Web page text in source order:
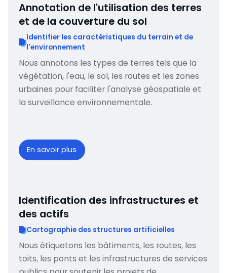
Annotation de l'utilisation des terres
et de la couverture du sol
Identifier les caractéristiques du terrain et de
l'environnement
Nous annotons les types de terres tels que la
végétation, l'eau, le sol, les routes et les zones
urbaines pour faciliter l'analyse géospatiale et
la surveillance environnementale.
En savoir plus
Identification des infrastructures et
des actifs
Cartographie des structures artificielles
Nous étiquetons les bâtiments, les routes, les
toits, les ponts et les infrastructures de services